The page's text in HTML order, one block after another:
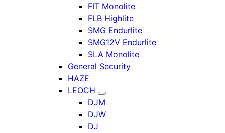
FIT Monolite
FLB Highlite
SMG Endurlite
SMG12V Endurlite
SLA Monolite
General Security
HAZE
LEOCH
DJM
DJW
DJ